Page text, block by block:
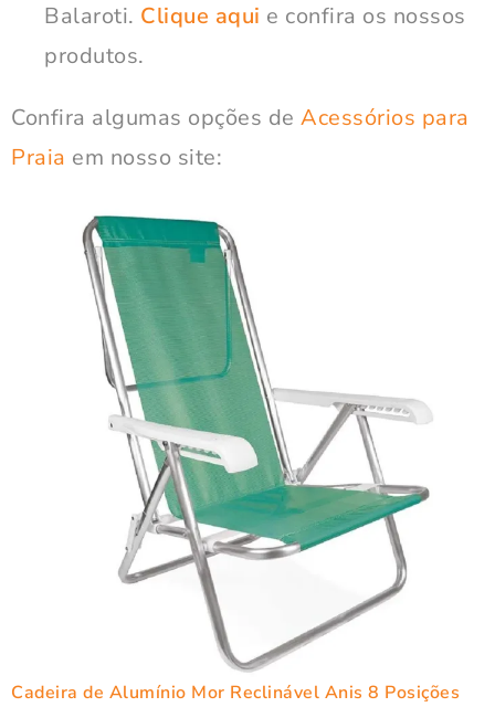
Balaroti. Clique aqui e confira os nossos
produtos.
Confira algumas opções de Acessórios para
Praia em nosso site:
Cadeira de Alumínio Mor Reclinável Anis 8 Posições